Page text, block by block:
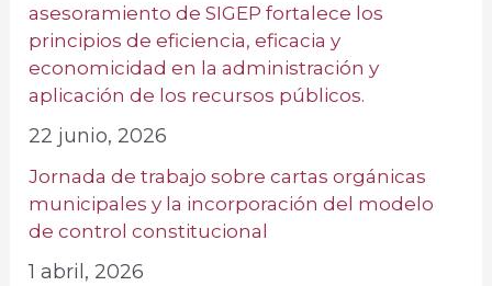
asesoramiento de SIGEP fortalece los
principios de eficiencia, eficacia y
economicidad en la administración y
aplicación de los recursos públicos.
22 junio, 2026
Jornada de trabajo sobre cartas orgánicas
municipales y la incorporación del modelo
de control constitucional
1 abril, 2026